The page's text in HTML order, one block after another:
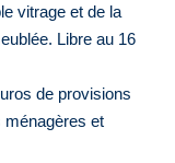
vitrage et de la
Libre au 16
de provisions
ménagères et